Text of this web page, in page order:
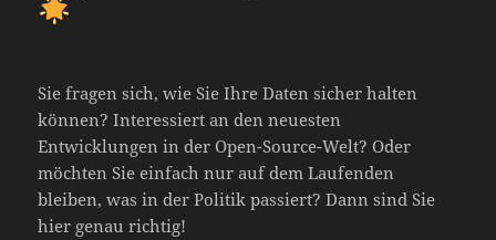
Sie fragen sich, wie Sie Ihre Daten sicher halten
können? Interessiert an den neuesten
Entwicklungen in der Open-Source-Welt? Oder
möchten Sie einfach nur auf dem Laufenden
bleiben, was in der Politik passiert? Dann sind Sie
hier genau richtig!